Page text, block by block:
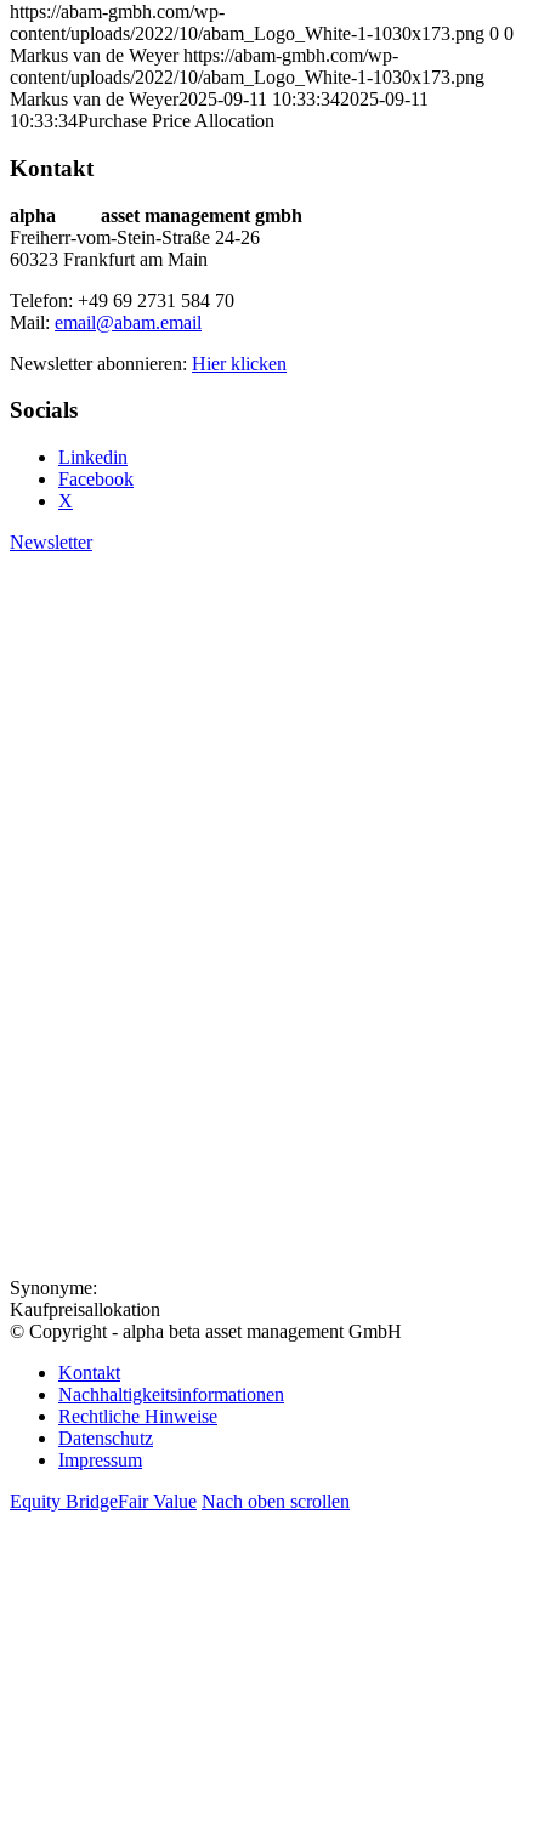
https://abam-gmbh.com/wp-
content/uploads/2022/10/abam_Logo_White-1-1030x173.png 0 0
Markus van de Weyer https://abam-gmbh.com/wp-
content/uploads/2022/10/abam_Logo_White-1-1030x173.png
Markus van de Weyer2025-09-11 10:33:342025-09-11
10:33:34Purchase Price Allocation
Kontakt
alpha
asset management gmbh
Freiherr-vom-Stein-Straße 24-26
60323 Frankfurt am Main
Telefon: +49 69 2731 584 70
Mail: email@abam.email
Newsletter abonnieren: Hier klicken
Socials
Linkedin
Facebook
X
Newsletter
Synonyme:
Kaufpreisallokation
© Copyright - alpha beta asset management GmbH
Kontakt
Nachhaltigkeitsinformationen
Rechtliche Hinweise
Datenschutz
Impressum
Equity BridgeFair Value Nach oben scrollen